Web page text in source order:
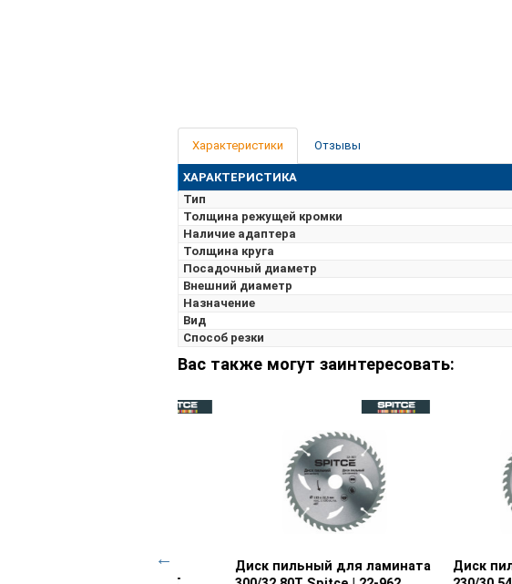
Характеристики Отзывы
ХАРАКТЕРИСТИКА
Тип
Толщина режущей кромки
Наличие адаптера
Толщина круга
Посадочный диаметр
Внешний диаметр
Назначение
Вид
Способ резки
Вас также могут заинтересовать:
пильный для ламината
Просмотр товара
Диск пильный для
Диск пильный